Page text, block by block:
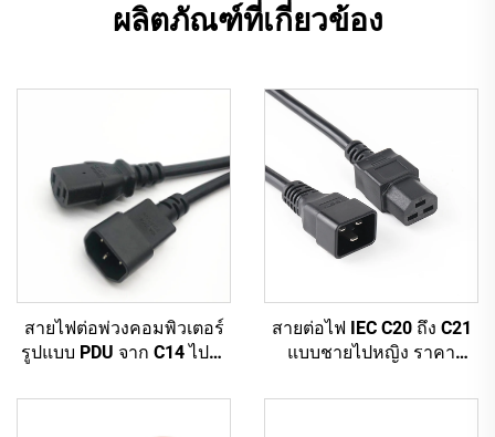
ผลิตภัณฑ์ที่เกี่ยวข้อง
สายไฟต่อพ่วงคอมพิวเตอร์
รูปแบบ PDU จาก C14 ไปยัง
สายต่อไฟฟ้าคอมพิวเตอร์สี
สายต่อไฟ IEC C20 ถึง C21
แบบชายไปหญิง ราคา
สำหรับ PDU/UPS